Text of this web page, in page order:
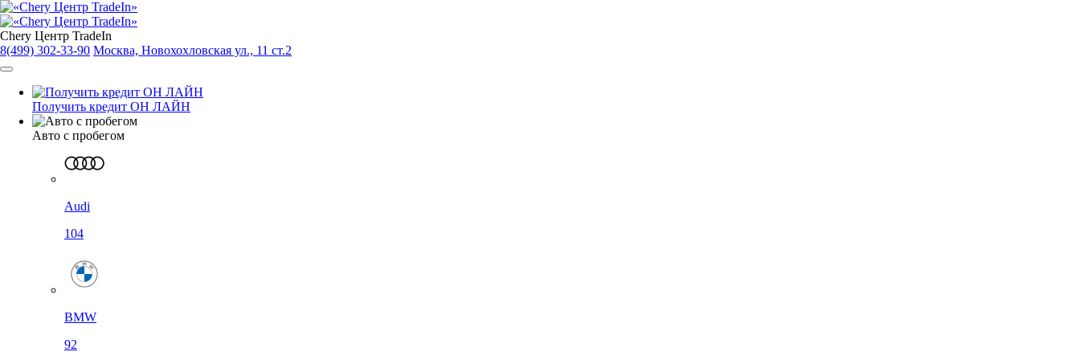
Chery Центр TradeIn
8(499) 302-33-90 Москва, Новохохловская ул., 11 ст.2
Получить кредит ОН ЛАЙН
Авто с пробегом
Audi
104
BMW
92